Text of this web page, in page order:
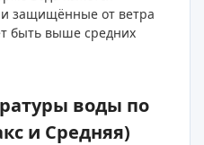
и защищённые от ветра
быть выше средних
воды по
и Средняя)